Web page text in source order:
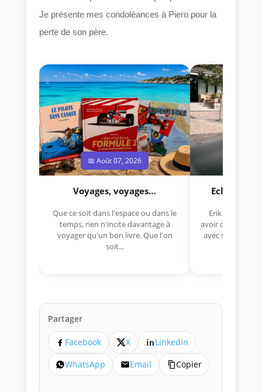
Je présente mes condoléances à Piero pour la
perte de son père.
📅 Août 07, 2026
Voyages, voyages…
Que ce soit dans l'espace ou dans le
temps, rien n'incite davantage à
voyager qu'un bon livre. Que l'on
soit...
Eclectica
Erik Comas,
avoir déjà
avec sa Lancia
Partager
Facebook X
LinkedIn
WhatsApp
Email Copier